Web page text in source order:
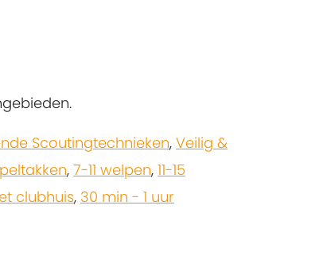
Scoutingtechnieken, Veilig &
, 7-11 welpen, 11-15
clubhuis, 30 min - 1 uur